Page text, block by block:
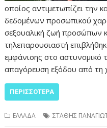
οποίος αντιμετωπίζει την
δεδομένων προσωπικού
σεξουαλική ζωή προσώπων
τηλεπαρουσιαστή
εμφάνισης στο αστυνομικό
απαγόρευση εξόδου από
ΠΕΡΙΣΣΌΤΕΡΑ
ΕΛΛΑΔΑ ΣΤΑΘΗΣ